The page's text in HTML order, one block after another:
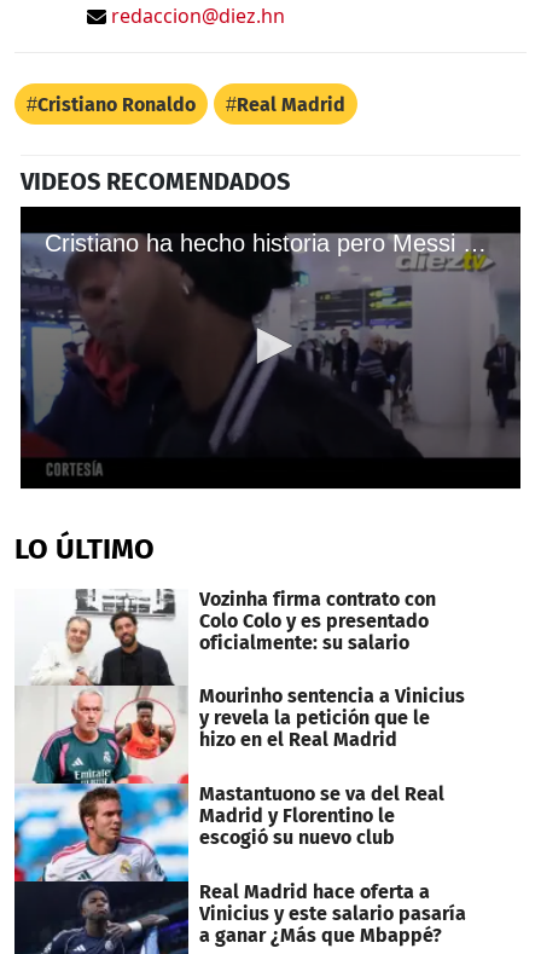
redaccion@diez.hn
Cristiano Ronaldo Real Madrid
VIDEOS RECOMENDADOS
Cristiano ha hecho historia pero Messi está por encima
of
1
seconds
LO ÚLTIMO
Vozinha firma contrato con
Colo Colo y es presentado
oficialmente: su salario
Mourinho sentencia a Vinicius
y revela la petición que le
hizo en el Real Madrid
Mastantuono se va del Real
Madrid y Florentino le
escogió su nuevo club
Real Madrid hace oferta a
Vinicius y este salario pasaría
a ganar ¿Más que Mbappé?